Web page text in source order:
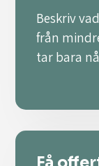
Beskriv
från
tar bara